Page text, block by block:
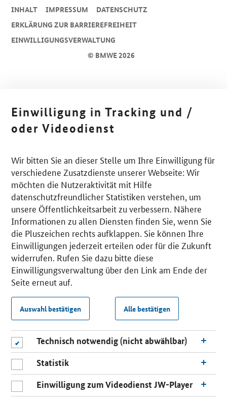
© BMWE 2026
INHALT IMPRESSUM
DA­TEN­SCHUTZ
ERKLÄRUNG ZUR BARRIEREFREIHEIT
EINWILLIGUNGSVERWALTUNG
Einwilligung in Tracking und /
oder Videodienst
Wir bitten Sie an dieser Stelle um Ihre Einwilligung für
verschiedene Zusatzdienste unserer Webseite: Wir
möchten die Nutzeraktivität mit Hilfe
datenschutzfreundlicher Statistiken verstehen, um
unsere Öffentlichkeitsarbeit zu verbessern. Nähere
Informationen zu allen Diensten finden Sie, wenn Sie
die Pluszeichen rechts aufklappen. Sie können Ihre
Einwilligungen jederzeit erteilen oder für die Zukunft
widerrufen. Rufen Sie dazu bitte diese
Einwilligungsverwaltung über den Link am Ende der
Seite erneut auf.
Auswahl bestätigen Alle bestätigen
Technisch notwendig (nicht abwählbar)
Statistik
Einwilligung zum Videodienst JW-Player